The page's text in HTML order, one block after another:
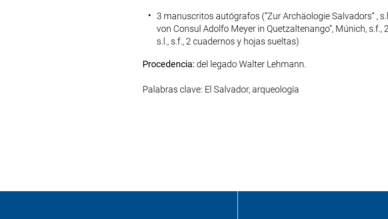
3 manuscritos autógrafos (“Zur Archäologie Salvadors“ ,
von Consul Adolfo Meyer in Quetzaltenango“, Múnich, s.f.,
s.l., s.f., 2 cuadernos y hojas sueltas)
Procedencia: del legado Walter Lehmann.
Palabras clave: El Salvador, arqueología